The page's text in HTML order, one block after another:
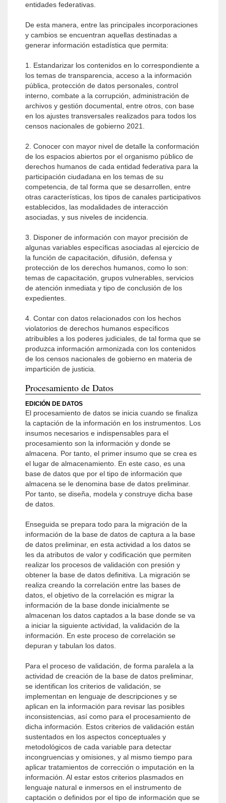
entidades federativas.
De esta manera, entre las principales incorporaciones
y cambios se encuentran aquellas destinadas a
generar información estadística que permita:
1. Estandarizar los contenidos en lo correspondiente a
los temas de transparencia, acceso a la información
pública, protección de datos personales, control
interno, combate a la corrupción, administración de
archivos y gestión documental, entre otros, con base
en los ajustes transversales realizados para todos los
censos nacionales de gobierno 2021.
2. Conocer con mayor nivel de detalle la conformación
de los espacios abiertos por el organismo público de
derechos humanos de cada entidad federativa para la
participación ciudadana en los temas de su
competencia, de tal forma que se desarrollen, entre
otras características, los tipos de canales participativos
establecidos, las modalidades de interacción
asociadas, y sus niveles de incidencia.
3. Disponer de información con mayor precisión de
algunas variables específicas asociadas al ejercicio de
la función de capacitación, difusión, defensa y
protección de los derechos humanos, como lo son:
temas de capacitación, grupos vulnerables, servicios
de atención inmediata y tipo de conclusión de los
expedientes.
4. Contar con datos relacionados con los hechos
violatorios de derechos humanos específicos
atribuibles a los poderes judiciales, de tal forma que se
produzca información armonizada con los contenidos
de los censos nacionales de gobierno en materia de
impartición de justicia.
Procesamiento de Datos
EDICIÓN DE DATOS
El procesamiento de datos se inicia cuando se finaliza
la captación de la información en los instrumentos. Los
insumos necesarios e indispensables para el
procesamiento son la información y donde se
almacena. Por tanto, el primer insumo que se crea es
el lugar de almacenamiento. En este caso, es una
base de datos que por el tipo de información que
almacena se le denomina base de datos preliminar.
Por tanto, se diseña, modela y construye dicha base
de datos.
Enseguida se prepara todo para la migración de la
información de la base de datos de captura a la base
de datos preliminar, en esta actividad a los datos se
les da atributos de valor y codificación que permiten
realizar los procesos de validación con presión y
obtener la base de datos definitiva. La migración se
realiza creando la correlación entre las bases de
datos, el objetivo de la correlación es migrar la
información de la base donde inicialmente se
almacenan los datos captados a la base donde se va
a iniciar la siguiente actividad, la validación de la
información. En este proceso de correlación se
depuran y tabulan los datos.
Para el proceso de validación, de forma paralela a la
actividad de creación de la base de datos preliminar,
se identifican los criterios de validación, se
implementan en lenguaje de descripciones y se
aplican en la información para revisar las posibles
inconsistencias, así como para el procesamiento de
dicha información. Estos criterios de validación están
sustentados en los aspectos conceptuales y
metodológicos de cada variable para detectar
incongruencias y omisiones, y al mismo tiempo para
aplicar tratamientos de corrección o imputación en la
información. Al estar estos criterios plasmados en
lenguaje natural e inmersos en el instrumento de
captación o definidos por el tipo de información que se